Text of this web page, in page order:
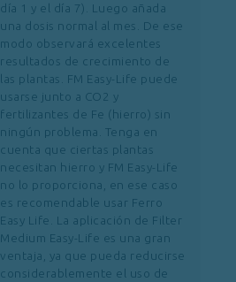
día 1 y el día 7). Luego añada
una dosis normal al mes. De ese
modo observará excelentes
resultados de crecimiento de
las plantas. FM Easy-Life puede
usarse junto a CO2 y
fertilizantes de Fe (hierro) sin
ningún problema. Tenga en
cuenta que ciertas plantas
necesitan hierro y FM Easy-Life
no lo proporciona, en ese caso
es recomendable usar Ferro
Easy Life. La aplicación de Filter
Medium Easy-Life es una gran
ventaja, ya que pueda reducirse
considerablemente el uso de